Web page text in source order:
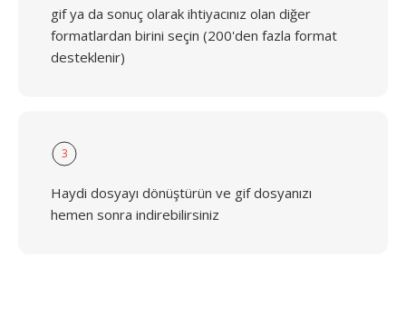
gif ya da sonuç olarak ihtiyacınız olan diğer
formatlardan birini seçin (200'den fazla format
desteklenir)
3
Haydi dosyayı dönüştürün ve gif dosyanızı
hemen sonra indirebilirsiniz